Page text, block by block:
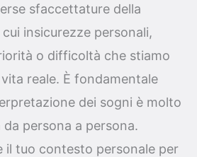
sfaccettature della
insicurezze personali,
o difficoltà che stiamo
reale. È fondamentale
dei sogni è molto
persona a persona.
il tuo contesto personale per